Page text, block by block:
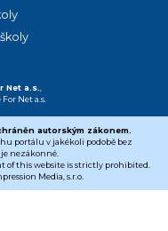
Net a.s.
For Net a.s.
autorským zákonem.
portálu v jakékoli podobě bez
nezákonné.
this website is strictly prohibited.
Media, s.r.o.